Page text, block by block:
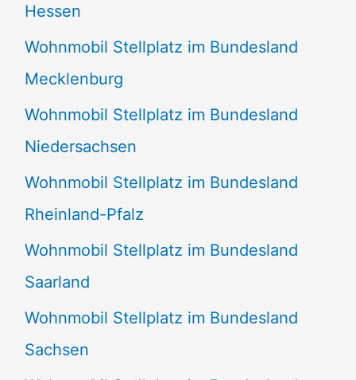
Hessen
Wohnmobil Stellplatz im Bundesland
Mecklenburg
Wohnmobil Stellplatz im Bundesland
Niedersachsen
Wohnmobil Stellplatz im Bundesland
Rheinland-Pfalz
Wohnmobil Stellplatz im Bundesland
Saarland
Wohnmobil Stellplatz im Bundesland
Sachsen